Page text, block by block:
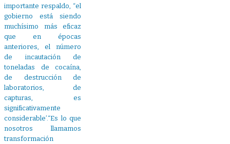
importante respaldo, “el
gobierno está siendo
muchísimo más eficaz
que en épocas
anteriores, el número
de incautación de
toneladas de cocaína,
de destrucción de
laboratorios, de
capturas, es
significativamente
considerable’.“Es lo que
nosotros llamamos
transformación